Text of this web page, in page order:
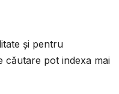
și pentru
căutare pot indexa mai